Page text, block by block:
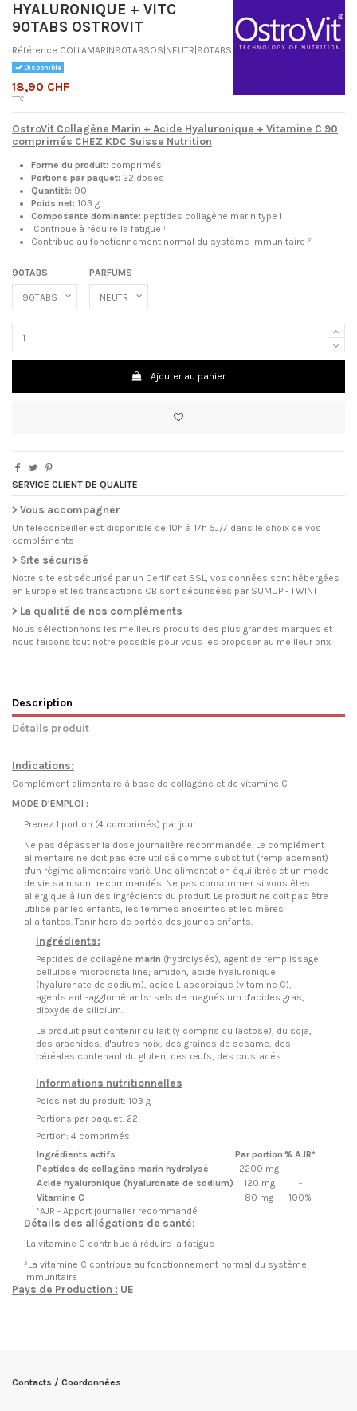
HYALURONIQUE + VITC
90TABS OSTROVIT
Référence COLLAMARIN90TABSOS|NEUTR|90TABS
Disponible
18,90 CHF
TTC
OstroVit Collagène Marin + Acide Hyaluronique + Vitamine C 90
comprimés CHEZ KDC Suisse Nutrition
Forme du produit: comprimés
Portions par paquet: 22 doses
Quantité: 90
Poids net: 103 g
Composante dominante: peptides collagène marin type I
Contribue à réduire la fatigue ¹
Contribue au fonctionnement normal du système immunitaire ²
90TABS PARFUMS
Ajouter au panier
SERVICE CLIENT DE QUALITE
> Vous accompagner
Un téléconseiller est disponible de 10h à 17h 5J/7 dans le choix de vos
compléments
> Site sécurisé
Notre site est sécurisé par un Certificat SSL, vos données sont hébergées
en Europe et les transactions CB sont sécurisées par SUMUP - TWINT
> La qualité de nos compléments
Nous sélectionnons les meilleurs produits des plus grandes marques et
nous faisons tout notre possible pour vous les proposer au meilleur prix.
Description
Détails produit
Indications:
Complément alimentaire à base de collagène et de vitamine C
MODE D'EMPLOI :
Prenez 1 portion (4 comprimés) par jour.
Ne pas dépasser la dose journalière recommandée. Le complément
alimentaire ne doit pas être utilisé comme substitut (remplacement)
d'un régime alimentaire varié. Une alimentation équilibrée et un mode
de vie sain sont recommandés. Ne pas consommer si vous êtes
allergique à l'un des ingrédients du produit. Le produit ne doit pas être
utilisé par les enfants, les femmes enceintes et les mères
allaitantes. Tenir hors de portée des jeunes enfants.
Ingrédients:
Peptides de collagène marin (hydrolysés), agent de remplissage:
cellulose microcristalline; amidon, acide hyaluronique
(hyaluronate de sodium), acide L-ascorbique (vitamine C),
agents anti-agglomérants: sels de magnésium d'acides gras,
dioxyde de silicium.
Le produit peut contenir du lait (y compris du lactose), du soja,
des arachides, d'autres noix, des graines de sésame, des
céréales contenant du gluten, des œufs, des crustacés.
Informations nutritionnelles
Poids net du produit: 103 g
Portions par paquet: 22
Portion: 4 comprimés
Ingrédients actifs
Par portion % AJR*
Peptides de collagène marin hydrolysé
2200 mg
-
Acide hyaluronique (hyaluronate de sodium)
120 mg
-
Vitamine C
80 mg
100%
*AJR - Apport journalier recommandé
Détails des allégations de santé:
¹La vitamine C contribue à réduire la fatigue
²La vitamine C contribue au fonctionnement normal du système
immunitaire
Pays de Production : UE
Contacts / Coordonnées